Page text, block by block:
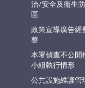
治/安全及衛生
區
政策宣導廣告經
整
本署偵查不公開
小組執行情形
公共設施維護管